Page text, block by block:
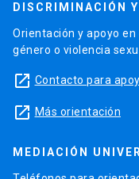
DISCRIMINACIÓN
Orientación y apoyo
género o violencia
launch Contacto para
launch Más orientación
MEDIACIÓN